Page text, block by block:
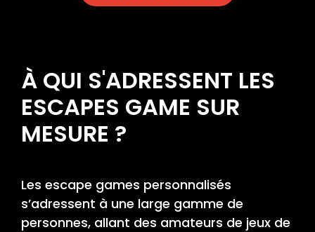
À QUI S'ADRESSENT LES
ESCAPES GAME SUR
MESURE ?
Les escape games personnalisés
s’adressent à une large gamme de
personnes, allant des amateurs de jeux de